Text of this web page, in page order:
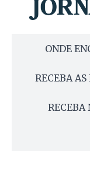
ONDE
RECEBA
RECEBA